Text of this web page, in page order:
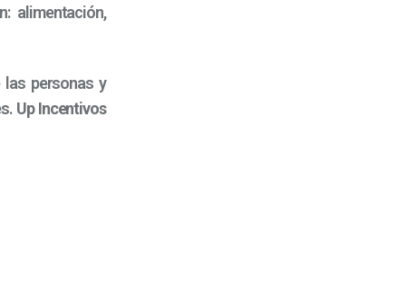
alimentación,
las personas y
Up Incentivos